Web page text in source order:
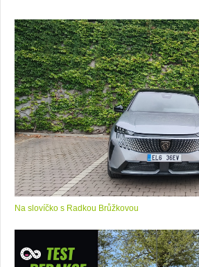
Na slovíčko s Radkou Brůžkovou